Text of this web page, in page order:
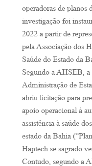
operadoras de planos
investigação foi
2022 a partir de
pela Associação dos
Saúde do Estado da
Segundo a AHSEB, a
Administração de
abriu licitação para
apoio operacional à
assistência à saúde
estado da Bahia
Haptech se sagrado
Contudo, segundo a